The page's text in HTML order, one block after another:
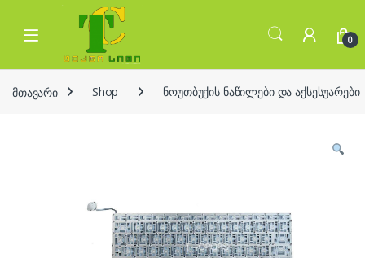
Skip to navigation
Skip to content
Open 0
მთავარი Shop ნოუთბუქის ნაწილები და აქსესუარები